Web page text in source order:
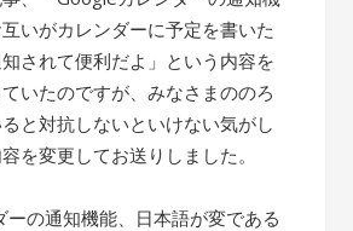
いがカレンダーに予定を書いた
されて便利だよ」という内容を
いたのですが、みなさまののろ
と対抗しないといけない気がし
を変更してお送りしました。
の通知機能、日本語が変である